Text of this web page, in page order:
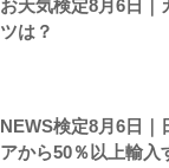
お天気検定8月6日｜
ツは？
NEWS検定8月6日｜
アから50％以上輸入